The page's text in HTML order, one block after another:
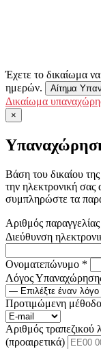
Έχετε το δικαίωμα
ημερών.
Αίτημα
Δικαίωμα
×
Βάση του δικαίου
την ηλεκτρονική
συμπληρώστε τα
Αριθμός παραγγελίας
Διεύθυνση
Ονοματεπώνυμο *
Λόγος
Προτιμώμενη
Αριθμός τραπεζικού
(προαιρετικά)